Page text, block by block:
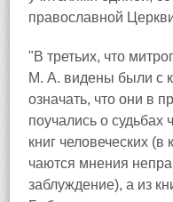
православной
"В третьих, что
М. А. видены были с
означать, что они в
поучались о судьбах
книг человеческих
чаются мнения
заблуждение), а из